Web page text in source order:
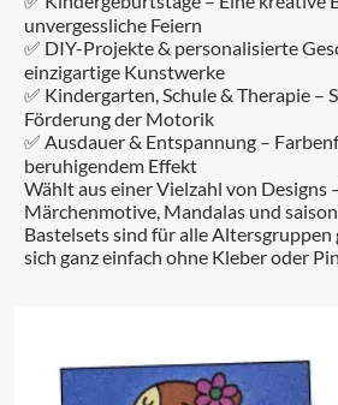
unvergessliche Feiern
✅ DIY-Projekte & personalisierte
einzigartige Kunstwerke
✅ Kindergarten, Schule & Therapie –
Förderung der Motorik
✅ Ausdauer & Entspannung –
beruhigendem Effekt
Wählt aus einer Vielzahl von Designs
Märchenmotive, Mandalas und
Bastelsets sind für alle Altersgruppen
sich ganz einfach ohne Kleber oder